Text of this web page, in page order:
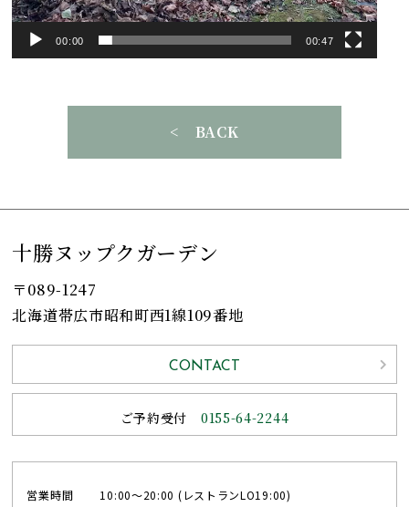
00:00 00:47
< BACK
十勝ヌップクガーデン
〒089-1247
北海道帯広市昭和町西1線109番地
CONTACT
ご予約受付 0155-64-2244
営業時間
10:00〜20:00 (レストランLO19:00)